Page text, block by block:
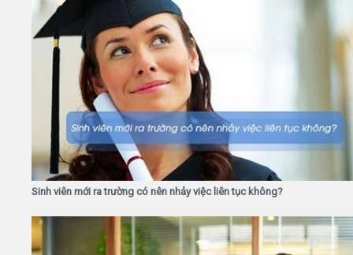
Sinh viên mới ra trường có nên nhảy việc liên tục không?